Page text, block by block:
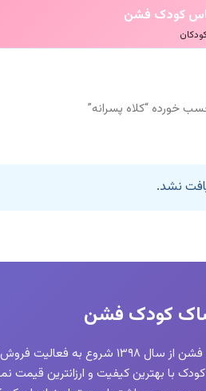
کودک فشن
خورده “کلاه پسرانه”
نشد.
کودک فشن
کودک فشن از سال ۱۳۹۸ شروع به فعالیت
با بهترین کیفیت و ارزانترین قیمت